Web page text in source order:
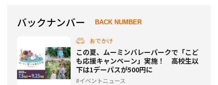
バックナンバー BACK NUMBER
おでかけ
この夏、ムーミンバレーパークで「こど
も応援キャンペーン」実施！ 高校生以
下は1デーパスが500円に
イベントニュース